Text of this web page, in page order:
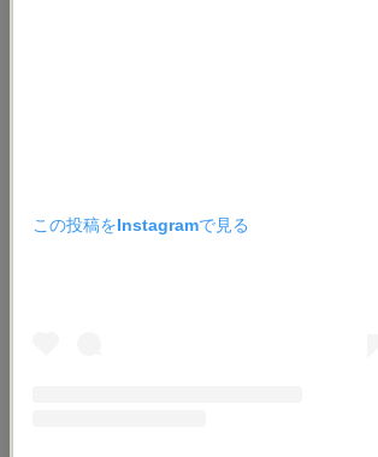
この投稿をInstagramで見る